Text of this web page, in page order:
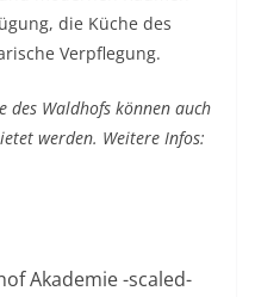
die Küche des
Verpflegung.
des Waldhofs können auch
werden. Weitere Infos:
Akademie -scaled-